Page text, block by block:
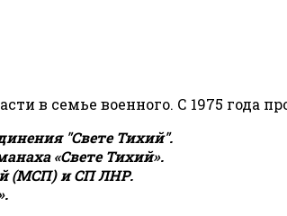
в семье военного. С 1975 года
"Свете Тихий".
«Свете Тихий».
(МСП) и СП ЛНР.
.